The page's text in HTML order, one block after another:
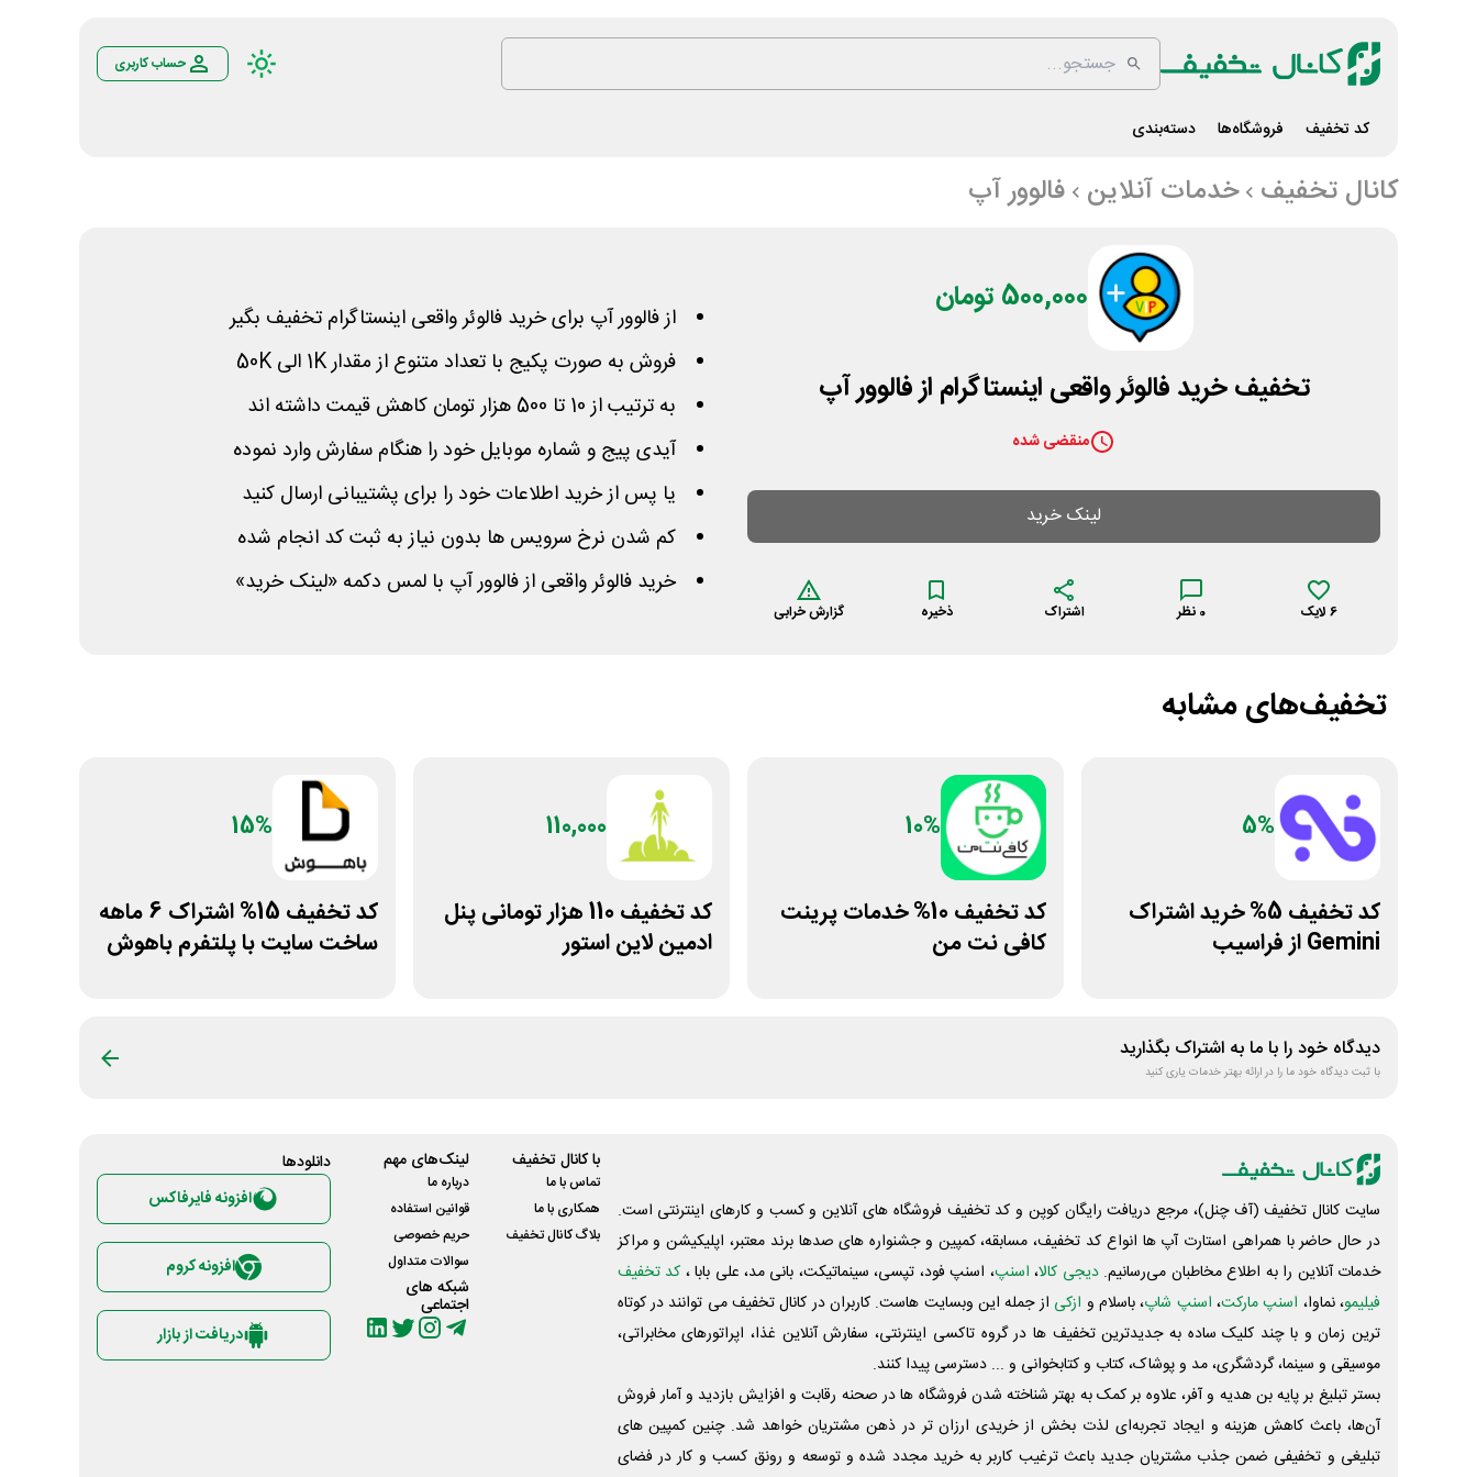
حساب کاربری
کد تخفیف فروشگاه‌ها دسته‌بندی
کانال تخفیف خدمات آنلاین فالوور آپ
500,000 تومان
تخفیف خرید فالوئر واقعی اینستاگرام از فالوور آپ
منقضی شده
لینک خرید
6 لایک 0 نظر اشتراک ذخیره گزارش خرابی
از فالوور آپ برای خرید فالوئر واقعی اینستاگرام تخفیف بگیر
فروش به صورت پکیج با تعداد متنوع از مقدار1K الی 50K
به ترتیب از 10 تا 500 هزار تومان کاهش قیمت داشته اند
آیدی پیج و شماره موبایل خود را هنگام سفارش وارد نموده
یا پس از خرید اطلاعات خود را برای پشتیبانی ارسال کنید
کم شدن نرخ سرویس ها بدون نیاز به ثبت کد انجام شده
خرید فالوئر واقعی از فالوور آپ با لمس دکمه «لینک خرید»
تخفیف‌های مشابه
5%
کد تخفیف 5% خرید اشتراک
Gemini از فراسیب
10%
کد تخفیف 10% خدمات پرینت
کافی نت من
110,000
کد تخفیف 110 هزار تومانی پنل
ادمین لاین استور
15%
کد تخفیف 15% اشتراک 6 ماهه
ساخت سایت با پلتفرم باهوش
دیدگاه خود را با ما به اشتراک بگذارید
با ثبت دیدگاه خود ما را در ارائه بهتر خدمات یاری کنید
سایت کانال تخفیف (آف چنل)، مرجع دریافت رایگان کوپن و کد تخفیف فروشگاه های آنلاین و کسب و‌ کارهای اینترنتی است.
در حال حاضر با همراهی استارت آپ ها انواع کد تخفیف، مسابقه، کمپین و جشنواره های صدها برند معتبر، اپلیکیشن و مراکز
خدمات آنلاین را به اطلاع مخاطبان می‌رسانیم. دیجی کالا، اسنپ، اسنپ فود، تپسی، سینماتیکت، بانی مد، علی‌ بابا ، کد تخفیف
فیلیمو، نماوا، اسنپ مارکت، اسنپ شاپ، باسلام و ازکی از جمله این وبسایت ‌هاست. کاربران در کانال تخفیف می توانند در کوتاه
ترین زمان و با چند کلیک ساده به جدیدترین تخفیف ها در گروه تاکسی اینترنتی، سفارش آنلاین غذا، اپراتورهای مخابراتی،
موسیقی و سینما، گردشگری، مد و پوشاک، کتاب و کتابخوانی و ... دسترسی پیدا کنند.
بستر تبلیغ بر پایه بن هدیه و آفر، علاوه بر کمک به بهتر شناخته شدن فروشگاه ها در صحنه رقابت و افزایش بازدید و آمار فروش
آن‌ها، باعث کاهش هزینه و ایجاد تجربه‌ای لذت بخش از خریدی ارزان تر در ذهن مشتریان خواهد شد. چنین کمپین های
تبلیغی و تخفیفی ضمن جذب مشتریان جدید باعث ترغیب کاربر به خرید مجدد شده و توسعه و رونق کسب و کار در فضای
با کانال تخفیف
تماس با ما
همکاری با ما
بلاگ کانال تخفیف
لینک‌های مهم
درباره ما
قوانین استفاده
حریم خصوصی
سوالات متداول
شبکه های
اجتماعی
دانلود‌ها
افزونه فایرفاکس
افزونه کروم
دریافت از بازار